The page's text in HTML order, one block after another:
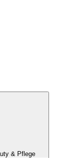
& Pflege